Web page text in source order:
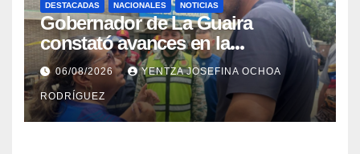
DESTACADAS NACIONALES NOTICIAS
Gobernador de La Guaira
constató avances en la
rehabilitación del Hospitalito de
Catia la Mar
06/08/2026 YENTZA JOSEFINA OCHOA
RODRÍGUEZ